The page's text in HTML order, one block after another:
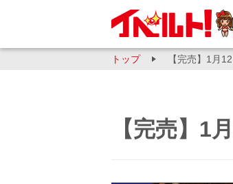
トップ 【完売】1月
【完売】1